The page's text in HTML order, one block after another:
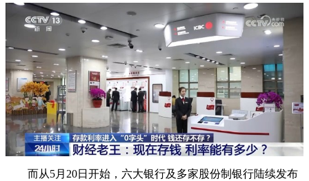
而从5月20日开始，六大银行及多家股份制银行陆续发布